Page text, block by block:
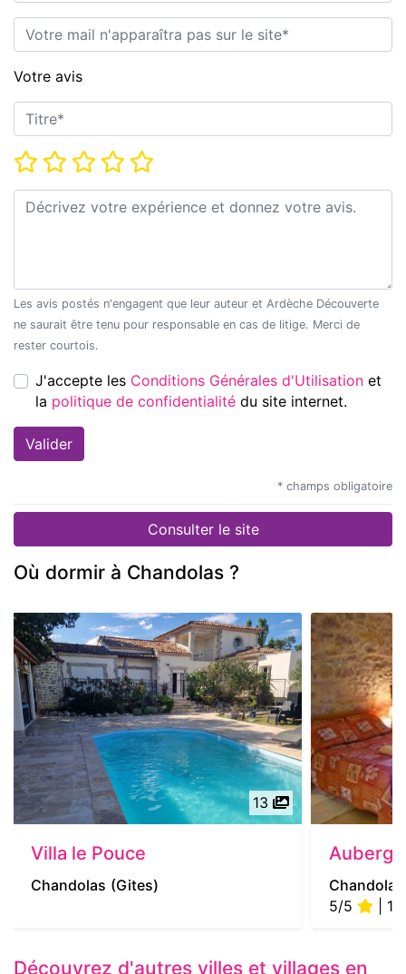
E-mail*
Votre avis
Titre*
Note*
Commentaire*
Les avis postés n'engagent que leur auteur et Ardèche Découverte
ne saurait être tenu pour responsable en cas de litige. Merci de
rester courtois.
J'accepte les Conditions Générales d'Utilisation et
la
politique de confidentialité du site internet.
* champs obligatoire
Consulter le site
Où dormir à Chandolas ?
13
Villa le Pouce
Chandolas (Gites)
Chandolas
5/5
| 1
Découvrez d'autres villes et villages en